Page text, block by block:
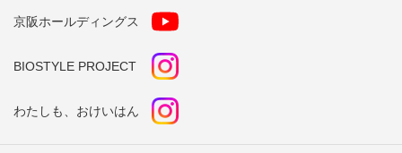
京阪ホールディングス
BIOSTYLE PROJECT
わたしも、おけいはん